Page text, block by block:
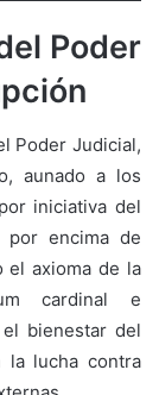
Poder
Poder Judicial,
aunado a los
iniciativa del
por encima de
el axioma de la
cardinal e
bienestar del
la lucha contra